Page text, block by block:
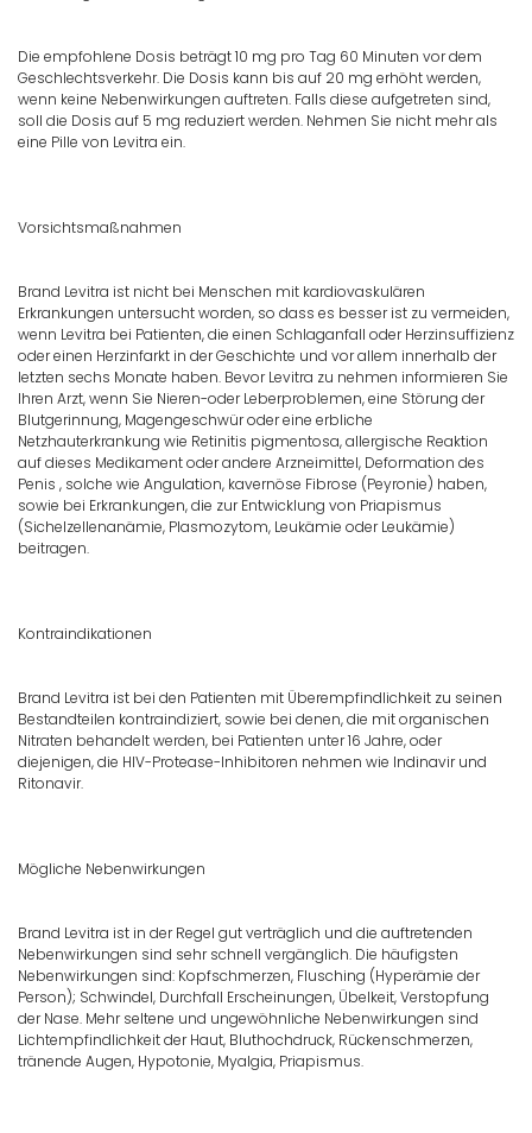
Die empfohlene Dosis beträgt 10 mg pro Tag 60 Minuten vor dem
Geschlechtsverkehr. Die Dosis kann bis auf 20 mg erhöht werden,
wenn keine Nebenwirkungen auftreten. Falls diese aufgetreten sind,
soll die Dosis auf 5 mg reduziert werden. Nehmen Sie nicht mehr als
eine Pille von Levitra ein.
Vorsichtsmaßnahmen
Brand Levitra ist nicht bei Menschen mit kardiovaskulären
Erkrankungen untersucht worden, so dass es besser ist zu vermeiden,
wenn Levitra bei Patienten, die einen Schlaganfall oder Herzinsuffizienz
oder einen Herzinfarkt in der Geschichte und vor allem innerhalb der
letzten sechs Monate haben. Bevor Levitra zu nehmen informieren Sie
Ihren Arzt, wenn Sie Nieren-oder Leberproblemen, eine Störung der
Blutgerinnung, Magengeschwür oder eine erbliche
Netzhauterkrankung wie Retinitis pigmentosa, allergische Reaktion
auf dieses Medikament oder andere Arzneimittel, Deformation des
Penis , solche wie Angulation, kavernöse Fibrose (Peyronie) haben,
sowie bei Erkrankungen, die zur Entwicklung von Priapismus
(Sichelzellenanämie, Plasmozytom, Leukämie oder Leukämie)
beitragen.
Kontraindikationen
Brand Levitra ist bei den Patienten mit Überempfindlichkeit zu seinen
Bestandteilen kontraindiziert, sowie bei denen, die mit organischen
Nitraten behandelt werden, bei Patienten unter 16 Jahre, oder
diejenigen, die HIV-Protease-Inhibitoren nehmen wie Indinavir und
Ritonavir.
Mögliche Nebenwirkungen
Brand Levitra ist in der Regel gut verträglich und die auftretenden
Nebenwirkungen sind sehr schnell vergänglich. Die häufigsten
Nebenwirkungen sind: Kopfschmerzen, Flusching (Hyperämie der
Person); Schwindel, Durchfall Erscheinungen, Übelkeit, Verstopfung
der Nase. Mehr seltene und ungewöhnliche Nebenwirkungen sind
Lichtempfindlichkeit der Haut, Bluthochdruck, Rückenschmerzen,
tränende Augen, Hypotonie, Myalgia, Priapismus.